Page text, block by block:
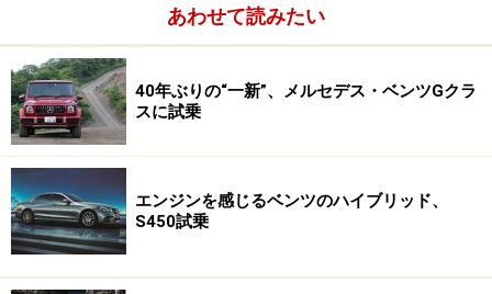
パワーアップのヒミツはエンジンマネージメントの変更
（E63AMGは500ps超え）もさることながら、スーパー
カーSLS AMG由来の鍛造ピストンや、専用設計のコネク
ティングロッドとクランクシャフトにより、エンジン内
部の軽量化（3kg）も果たしている。これらにより、よ
りパワフルでレスポンスのいいM156ユニットになった
というわけ。
メーカーの発表によると、0-100km/h加速でノーマル比
あわせて読みたい
40年ぶりの“一新”、メルセデス・ベンツGクラ
スに試乗
エンジンを感じるベンツのハイブリッド、
S450試乗